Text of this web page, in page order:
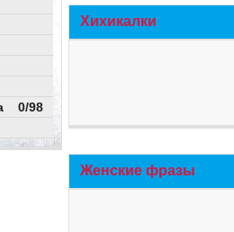
0/98
Хихикалки
Женские фразы